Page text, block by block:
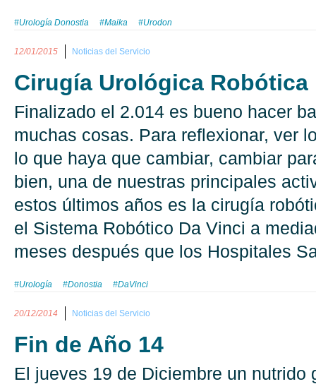
#Urología Donostia #Maika #Urodon
12/01/2015 Noticias del Servicio
Cirugía Urológica Robótica
Finalizado el 2.014 es bueno hacer
muchas cosas. Para reflexionar, ver
lo que haya que cambiar, cambiar
bien, una de nuestras principales
estos últimos años es la cirugía
el Sistema Robótico Da Vinci a
meses después que los Hospitales
#Urología #Donostia #DaVinci
20/12/2014 Noticias del Servicio
Fin de Año 14
El jueves 19 de Diciembre un nutrido